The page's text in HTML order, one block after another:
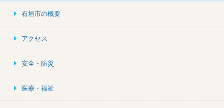
石垣市の概要
アクセス
安全・防災
医療・福祉